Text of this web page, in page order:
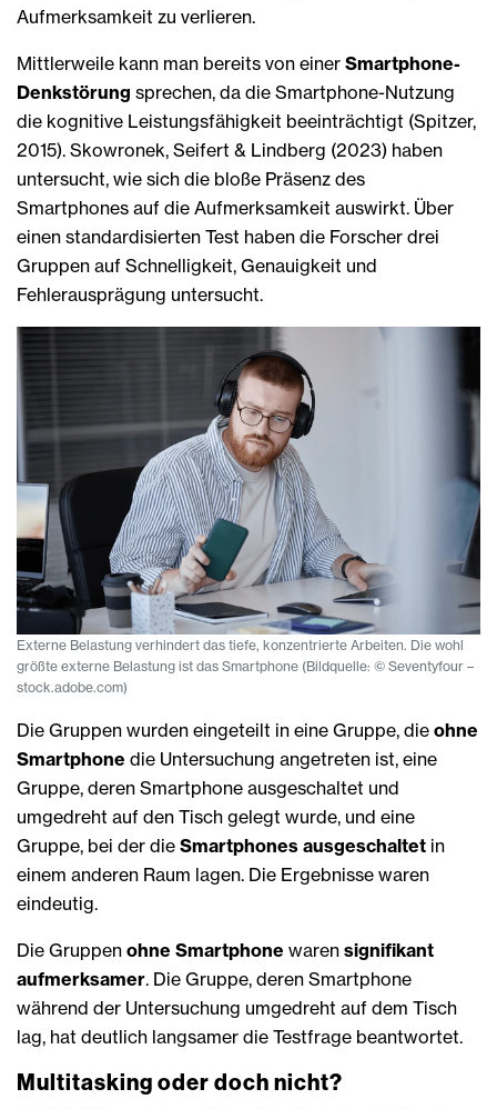
Aufmerksamkeit zu verlieren.
Mittlerweile kann man bereits von einer Smartphone-
Denkstörung sprechen, da die Smartphone-Nutzung
die kognitive Leistungsfähigkeit beeinträchtigt (Spitzer,
2015). Skowronek, Seifert & Lindberg (2023) haben
untersucht, wie sich die bloße Präsenz des
Smartphones auf die Aufmerksamkeit auswirkt. Über
einen standardisierten Test haben die Forscher drei
Gruppen auf Schnelligkeit, Genauigkeit und
Fehlerausprägung untersucht.
Externe Belastung verhindert das tiefe, konzentrierte Arbeiten. Die wohl
größte externe Belastung ist das Smartphone (Bildquelle: © Seventyfour –
stock.adobe.com)
Die Gruppen wurden eingeteilt in eine Gruppe, die ohne
Smartphone die Untersuchung angetreten ist, eine
Gruppe, deren Smartphone ausgeschaltet und
umgedreht auf den Tisch gelegt wurde, und eine
Gruppe, bei der die Smartphones ausgeschaltet in
einem anderen Raum lagen. Die Ergebnisse waren
eindeutig.
Die Gruppen ohne Smartphone waren signifikant
aufmerksamer. Die Gruppe, deren Smartphone
während der Untersuchung umgedreht auf dem Tisch
lag, hat deutlich langsamer die Testfrage beantwortet.
Multitasking oder doch nicht?